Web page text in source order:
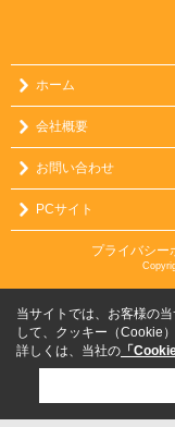
ホーム
会社概要
お問い合わせ
PCサイト
プライバシー
当サイトでは、お客様の
して、クッキー（Cookie
詳しくは、当社の 「